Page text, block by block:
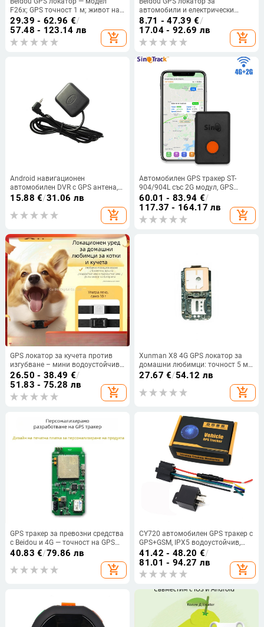
F26x; GPS точност 1 м; живот на
батерията 3 години; IP66
водоустойчив; 512 памет
29.39 - 62.96 €/
57.48 - 123.14 лв
add_shopping_cart
автомобили и електрически
товарни автомобили с
проследяване и система против
кражба
8.71 - 47.39 €/
17.04 - 92.69 лв
add_shopping_cart
Android навигационен
автомобилен DVR с GPS антена,
сателитно позициониране и
15.88 €/31.06 лв
add_shopping_cart
Автомобилен GPS тракер ST-
904/904L със 2G модул, GPS
точност <10 m, IPX5
водоустойчив, полимерна
батерия, захранване чрез Type-C
60.01 - 83.94 €/
117.37 - 164.17 лв
add_shopping_cart
GPS локатор за кучета против
изгубване – мини водоустойчив
нашийник (GPS, мини,
водоустойчив)
26.50 - 38.49 €/
51.83 - 75.28 лв
add_shopping_cart
Xunman X8 4G GPS локатор за
домашни любимци: точност 5 м,
живот на батерията 15 дни, IP67
водоустойчивост, множество
алармени режими
27.67 €/54.12 лв
add_shopping_cart
GPS тракер за превозни средства
с Beidou и 4G — точност на GPS
1–10 м; множество алармени
захранване; антена вградена или
външна; карти Baidu, Google,
40.83 €/79.86 лв
add_shopping_cart
CY720 автомобилен GPS тракер с
GPS+GSM, IPX5 водоустойчив,
полимерна батерия, точност на
позициониране 5 м, алармени
режими: вибрация, загуба на
захранване, SOS, геозона и
41.42 - 48.20 €/
81.01 - 94.27 лв
add_shopping_cart